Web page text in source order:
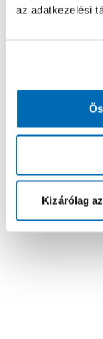
az adatkezelési
Kizárólag